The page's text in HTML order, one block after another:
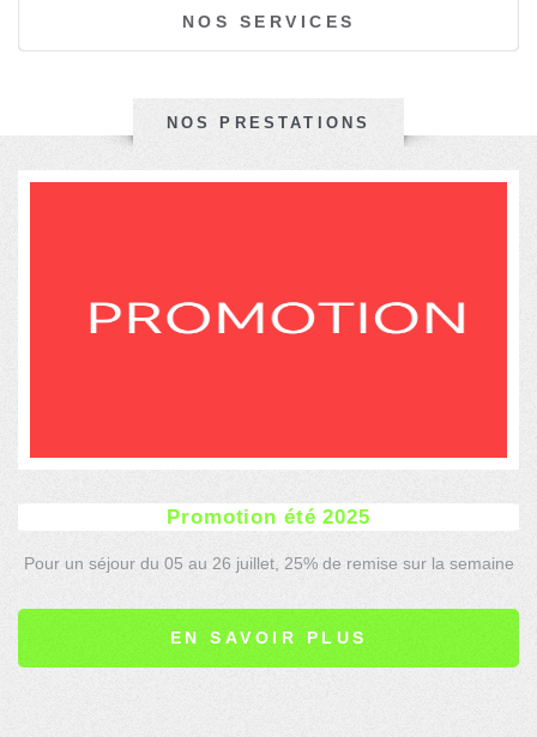
NOS SERVICES
NOS PRESTATIONS
Promotion été 2025
Pour un séjour du 05 au 26 juillet, 25% de remise sur la semaine
personnes.
EN SAVOIR PLUS